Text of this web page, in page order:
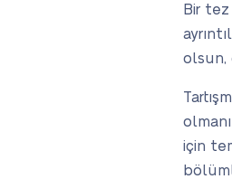
Bir
olsun,
için